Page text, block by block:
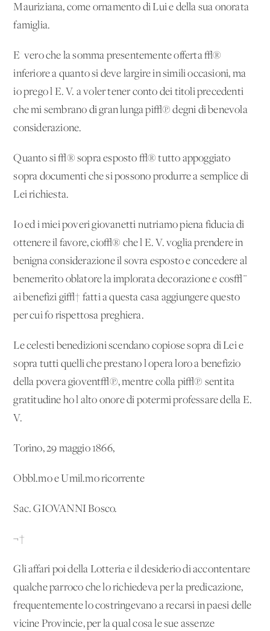
Mauriziana, come ornamento di Lui e della sua onorata
famiglia.
E' vero che la somma presentemente offerta √®
inferiore a quanto si deve largire in simili occasioni, ma
io prego l'E. V. a voler tener conto dei titoli precedenti
che mi sembrano di gran lunga pi√π degni di benevola
considerazione.
Quanto si √® sopra esposto √® tutto appoggiato
sopra documenti che si possono produrre a semplice di
Lei richiesta.
Io ed i miei poveri giovanetti nutriamo piena fiducia di
ottenere il favore, cio√® che l'E. V. voglia prendere in
benigna considerazione il sovra esposto e concedere al
benemerito oblatore la implorata decorazione e cos√¨
ai benefizi gi√† fatti a questa casa aggiungere questo
per cui fo rispettosa preghiera.
Le celesti benedizioni scendano copiose sopra di Lei e
sopra tutti quelli che prestano l'opera loro a benefizio
della povera giovent√π, mentre colla pi√π sentita
gratitudine ho l'alto onore di potermi professare della E.
V.
Torino, 29 maggio 1866,
Obbl.mo e Umil.mo ricorrente
Sac. GIOVANNI Bosco.
¬†
Gli affari poi della Lotteria e il desiderio di accontentare
qualche parroco che lo richiedeva per la predicazione,
frequentemente lo costringevano a recarsi in paesi delle
vicine Provincie, per la qual cosa le sue assenze